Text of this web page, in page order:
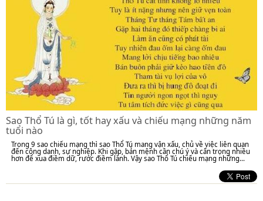
Sao Thổ Tú là gì, tốt hay xấu và chiếu mạng những năm
tuổi nào
Trong 9 sao chiếu mạng thì sao Thổ Tú mang vận xấu, chủ về việc liên quan
đến công danh, sự nghiệp. Khi gặp, bản mệnh cần chú ý và cẩn trọng nhiều
hơn để xua điềm dữ, rước điềm lành. Vậy sao Thổ Tú chiếu mạng những...